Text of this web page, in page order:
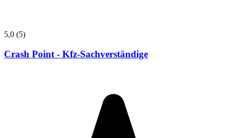
5,0 (5)
Crash Point - Kfz-Sachverständige